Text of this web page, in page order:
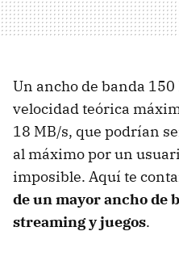
Un ancho de banda
velocidad teórica
18 MB/s, que podrían
al máximo por un
imposible. Aquí te
de un mayor ancho de
streaming y juegos.